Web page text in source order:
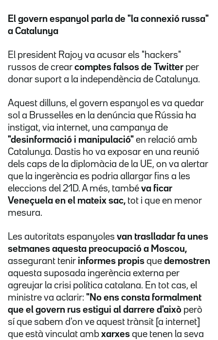
El govern espanyol parla de "la connexió russa"
a Catalunya
El president Rajoy va acusar els "hackers"
russos de crear comptes falsos de Twitter per
donar suport a la independència de Catalunya.
Aquest dilluns, el govern espanyol es va quedar
sol a Brussel·les en la denúncia que Rússia ha
instigat, via internet, una campanya de
"desinformació i manipulació" en relació amb
Catalunya. Dastis ho va exposar en una reunió
dels caps de la diplomàcia de la UE, on va alertar
que la ingerència es podria allargar fins a les
eleccions del 21D. A més, també va ficar
Veneçuela en el mateix sac, tot i que en menor
mesura.
Les autoritats espanyoles van traslladar fa unes
setmanes aquesta preocupació a Moscou,
assegurant tenir informes propis que demostren
aquesta suposada ingerència externa per
agreujar la crisi política catalana. En tot cas, el
ministre va aclarir: "No ens consta formalment
que el govern rus estigui al darrere d'això però
sí que sabem d'on ve aquest trànsit [a internet]
que està vinculat amb xarxes que tenen la seva